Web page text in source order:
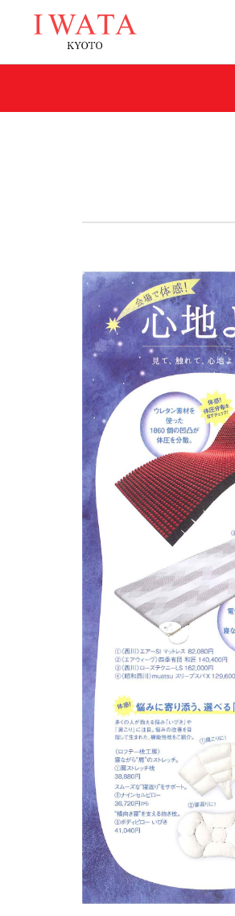
スプリングを超えた匠のマットレス
ラークオール
イワタ製品の特徴
自然素材の国産オーダー寝具
選び抜いた自然素材
「安心安全」の品質
世界に誇る清潔度
インフォメーション